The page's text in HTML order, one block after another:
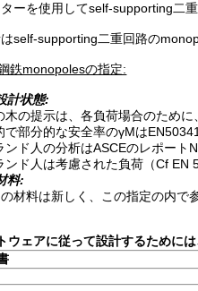
ーを使用してself-supporting二
はself-supporting二重回路の
鉄monopolesの指定:
計状態:
木の提示は、各負荷場合のため
で部分的な安全率のγMは
ンド人の分析はASCEのレポート
ンド人は考慮された負荷（Cf EN
料:
材料は新しく、この指定の内で
ウェアに従って設計するために